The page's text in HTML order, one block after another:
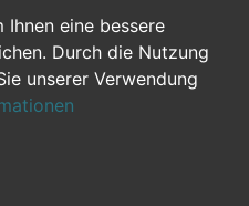
eine bessere
Durch die Nutzung
unserer Verwendung